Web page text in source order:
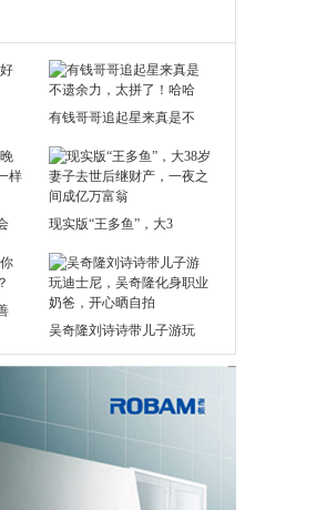
有钱哥哥追起星来真是不
现实版“王多鱼”，大3
吴奇隆刘诗诗带儿子游玩